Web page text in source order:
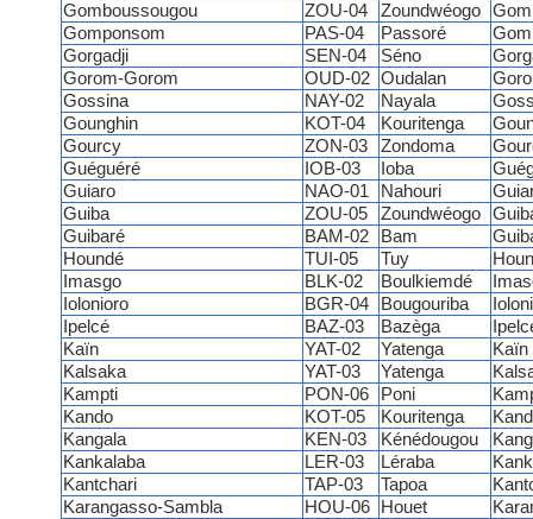
Gomboussougou
ZOU-04 Zoundwéogo
Gomponsom
PAS-04 Passoré
Gorgadji
SEN-04 Séno
Gorom-Gorom
OUD-02 Oudalan
Gossina
NAY-02 Nayala
Gounghin
KOT-04 Kouritenga
Gourcy
ZON-03 Zondoma
Guéguéré
IOB-03 Ioba
Guiaro
NAO-01 Nahouri
Guiba
ZOU-05 Zoundwéogo
Guibaré
BAM-02 Bam
Houndé
TUI-05 Tuy
Imasgo
BLK-02 Boulkiemdé
Iolonioro
BGR-04 Bougouriba
Ipelcé
BAZ-03 Bazèga
Kaïn
YAT-02 Yatenga
Kaïn
Kalsaka
YAT-03 Yatenga
Kampti
PON-06 Poni
Kando
KOT-05 Kouritenga
Kangala
KEN-03 Kénédougou
Kankalaba
LER-03 Léraba
Kantchari
TAP-03 Tapoa
Karangasso-Sambla
HOU-06 Houet